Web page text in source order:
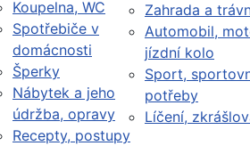
Koupelna, WC
Spotřebiče v
domácnosti
Šperky
Nábytek a jeho
údržba, opravy
Recepty, postupy
Zahrada a
Automobil,
jízdní kolo
Sport,
potřeby
Líčení,